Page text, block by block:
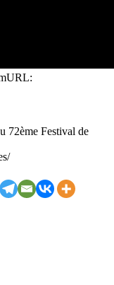
URL:
72ème Festival de